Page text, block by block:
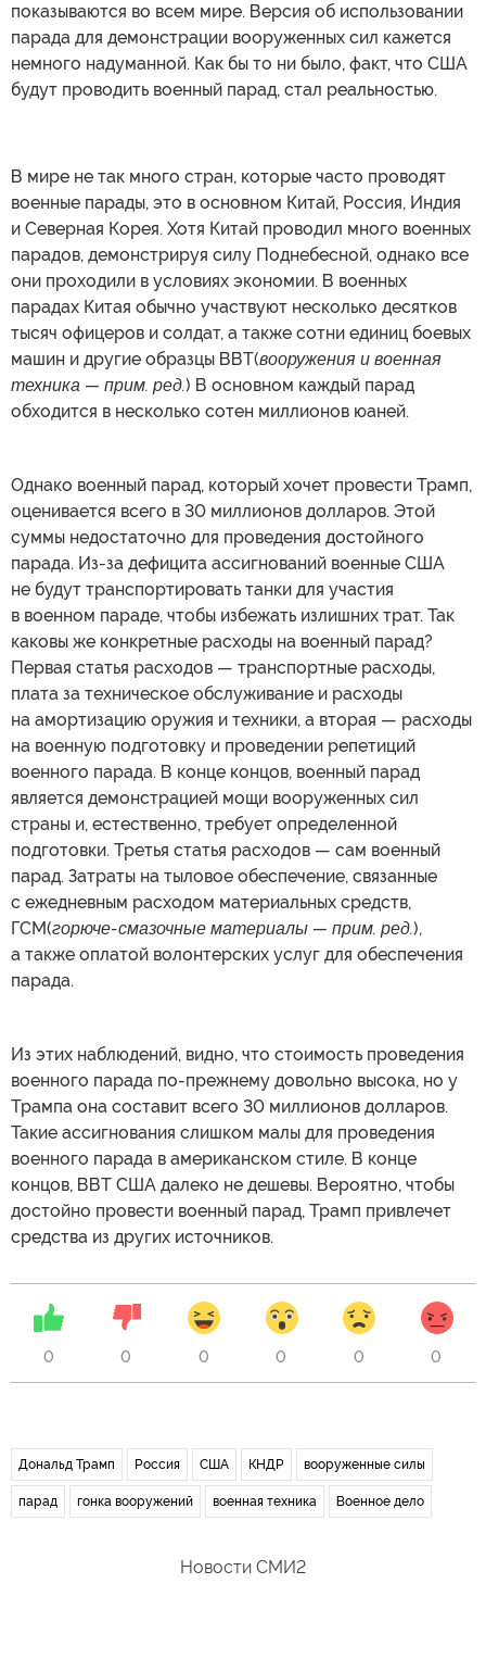
показываются во всем мире. Версия об использовании
парада для демонстрации вооруженных сил кажется
немного надуманной. Как бы то ни было, факт, что США
будут проводить военный парад, стал реальностью.
В мире не так много стран, которые часто проводят
военные парады, это в основном Китай, Россия, Индия
и Северная Корея. Хотя Китай проводил много военных
парадов, демонстрируя силу Поднебесной, однако все
они проходили в условиях экономии. В военных
парадах Китая обычно участвуют несколько десятков
тысяч офицеров и солдат, а также сотни единиц боевых
машин и другие образцы ВВТ(вооружения и военная
техника — прим. ред.) В основном каждый парад
обходится в несколько сотен миллионов юаней.
Однако военный парад, который хочет провести Трамп,
оценивается всего в 30 миллионов долларов. Этой
суммы недостаточно для проведения достойного
парада. Из-за дефицита ассигнований военные США
не будут транспортировать танки для участия
в военном параде, чтобы избежать излишних трат. Так
каковы же конкретные расходы на военный парад?
Первая статья расходов — транспортные расходы,
плата за техническое обслуживание и расходы
на амортизацию оружия и техники, а вторая — расходы
на военную подготовку и проведении репетиций
военного парада. В конце концов, военный парад
является демонстрацией мощи вооруженных сил
страны и, естественно, требует определенной
подготовки. Третья статья расходов — сам военный
парад. Затраты на тыловое обеспечение, связанные
с ежедневным расходом материальных средств,
ГСМ(горюче-смазочные материалы — прим. ред.),
а также оплатой волонтерских услуг для обеспечения
парада.
Из этих наблюдений, видно, что стоимость проведения
военного парада по-прежнему довольно высока, но у
Трампа она составит всего 30 миллионов долларов.
Такие ассигнования слишком малы для проведения
военного парада в американском стиле. В конце
концов, ВВТ США далеко не дешевы. Вероятно, чтобы
достойно провести военный парад, Трамп привлечет
средства из других источников.
0 0 0 0 0 0
Дональд Трамп Россия США КНДР вооруженные силы
парад гонка вооружений военная техника Военное дело
Новости СМИ2